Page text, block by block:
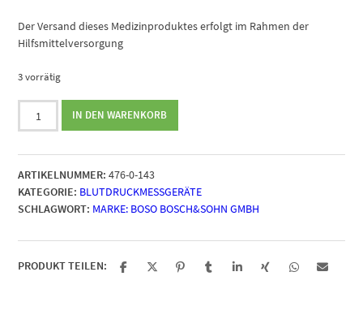
Der Versand dieses Medizinproduktes erfolgt im Rahmen der
Hilfsmittelversorgung
3 vorrätig
medistar+
Menge
IN DEN WARENKORB
ARTIKELNUMMER: 476-0-143
KATEGORIE: BLUTDRUCKMESSGERÄTE
SCHLAGWORT: MARKE: BOSO BOSCH&SOHN GMBH
PRODUKT TEILEN: